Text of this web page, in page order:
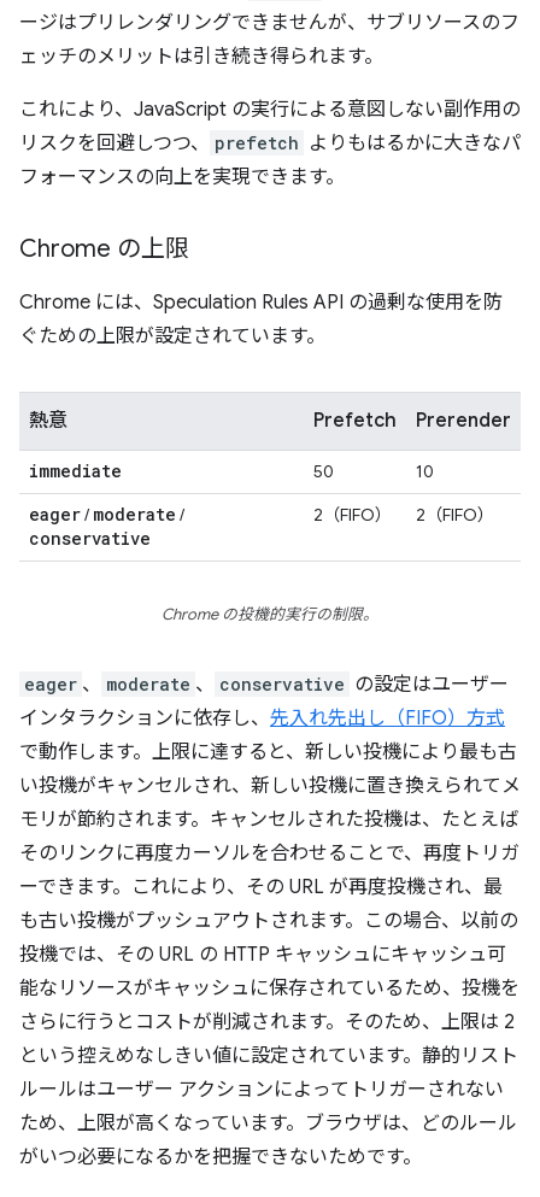
ージはプリレンダリングできませんが、サブリソースのフ
ェッチのメリットは引き続き得られます。
これにより、JavaScript の実行による意図しない副作用の
リスクを回避しつつ、
prefetch よりもはるかに大きなパ
フォーマンスの向上を実現できます。
Chrome の上限
Chrome には、Speculation Rules API の過剰な使用を防
ぐための上限が設定されています。
熱意 Prefetch Prerender
immediate 50 10
eager/ moderate /
conservative
2（FIFO） 2（FIFO）
Chrome の投機的実行の制限。
eager 、 moderate 、 conservative の設定はユーザー
インタラクションに依存し、 先入れ先出し（FIFO）方式
で動作します。上限に達すると、新しい投機により最も古
い投機がキャンセルされ、新しい投機に置き換えられてメ
モリが節約されます。キャンセルされた投機は、たとえば
そのリンクに再度カーソルを合わせることで、再度トリガ
ーできます。これにより、その URL が再度投機され、最
も古い投機がプッシュアウトされます。この場合、以前の
投機では、その URL の HTTP キャッシュにキャッシュ可
能なリソースがキャッシュに保存されているため、投機を
さらに行うとコストが削減されます。そのため、上限は 2
という控えめなしきい値に設定されています。静的リスト
ルールはユーザー アクションによってトリガーされない
ため、上限が高くなっています。ブラウザは、どのルール
がいつ必要になるかを把握できないためです。